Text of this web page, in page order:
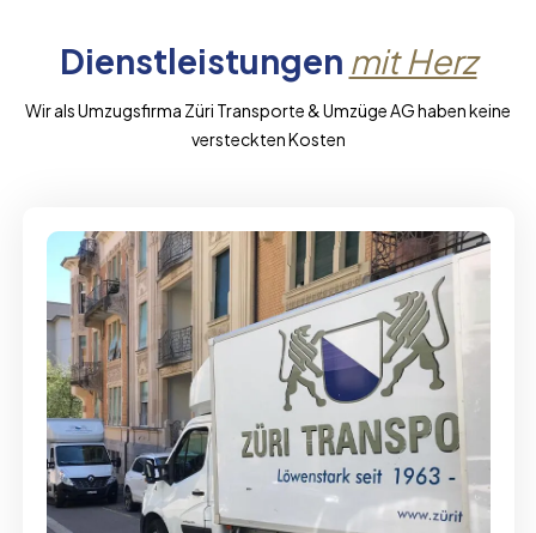
Dienstleistungen mit Herz
Wir als Umzugsfirma Züri Transporte & Umzüge AG haben keine
versteckten Kosten